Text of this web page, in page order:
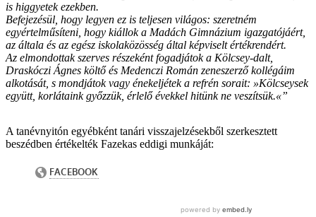
is higgyetek ezekben.
Befejezésül, hogy legyen ez is teljesen világos: szeretném
egyértelműsíteni, hogy kiállok a Madách Gimnázium igazgatójáért,
az általa és az egész iskolaközösség által képviselt értékrendért.
Az elmondottak szerves részeként fogadjátok a Kölcsey-dalt,
Draskóczi Ágnes költő és Medenczi Román zeneszerző kollégáim
alkotását, s mondjátok vagy énekeljétek a refrén sorait: »Kölcseysek
együtt, korlátaink győzzük, érlelő évekkel hitünk ne veszítsük.«”
A tanévnyitón egyébként tanári visszajelzésekből szerkesztett
beszédben értékelték Fazekas eddigi munkáját: